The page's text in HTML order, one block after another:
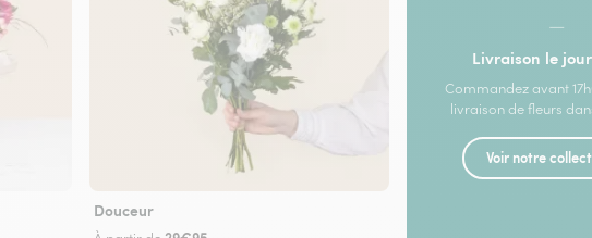
Douceur
—
Livraison le
Commandez avant
livraison de fleurs
Voir notre